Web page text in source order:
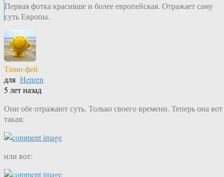
Первая фотка красивше и более европейская. Отражает саму
суть Европы.
Тимо-фей
для Henren
5 лет назад
Они обе отражают суть. Только своего времени. Теперь она вот
такая:
или вот: